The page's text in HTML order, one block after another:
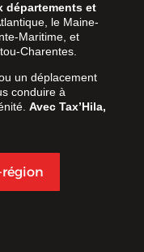
départements et
le Maine-
Maritime, et
Charentes.
un déplacement
conduire à
Avec Tax’Hila,